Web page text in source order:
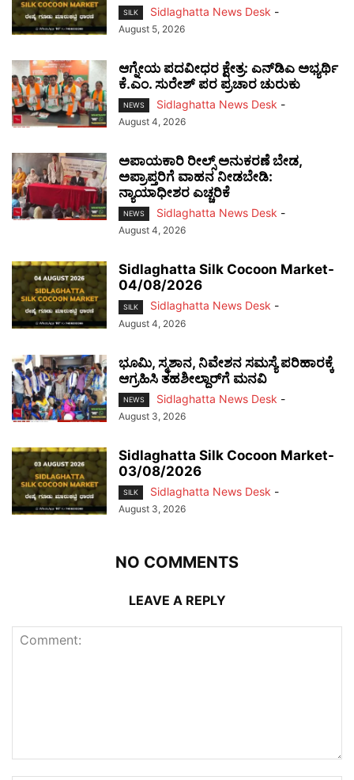
SILK Sidlaghatta News Desk -
August 5, 2026
ಆಗ್ನೇಯ ಪದವೀಧರ ಕ್ಷೇತ್ರ: ಎನ್‌ಡಿಎ ಅಭ್ಯರ್ಥಿ
ಕೆ.ಎಂ. ಸುರೇಶ್ ಪರ ಪ್ರಚಾರ ಚುರುಕು
NEWS Sidlaghatta News Desk -
August 4, 2026
ಅಪಾಯಕಾರಿ ರೀಲ್ಸ್ ಅನುಕರಣೆ ಬೇಡ,
ಅಪ್ರಾಪ್ತರಿಗೆ ವಾಹನ ನೀಡಬೇಡಿ:
ನ್ಯಾಯಾಧೀಶರ ಎಚ್ಚರಿಕೆ
NEWS Sidlaghatta News Desk -
August 4, 2026
Sidlaghatta Silk Cocoon Market-
04/08/2026
SILK Sidlaghatta News Desk -
August 4, 2026
ಭೂಮಿ, ಸ್ಮಶಾನ, ನಿವೇಶನ ಸಮಸ್ಯೆ ಪರಿಹಾರಕ್ಕೆ
ಆಗ್ರಹಿಸಿ ತಹಶೀಲ್ದಾರ್‌ಗೆ ಮನವಿ
NEWS Sidlaghatta News Desk -
August 3, 2026
Sidlaghatta Silk Cocoon Market-
03/08/2026
SILK Sidlaghatta News Desk -
August 3, 2026
NO COMMENTS
LEAVE A REPLY